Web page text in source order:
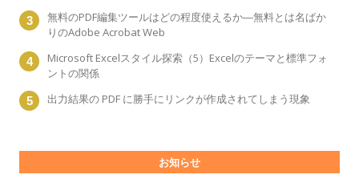
無料のPDF編集ツールはどの程度使えるか―無料とは名ばか
りのAdobe Acrobat Web
Microsoft Excelスタイル探索（5）Excelのテーマと標準フォ
ントの関係
出力結果の PDF に勝手にリンクが作成されてしまう現象
お知らせ